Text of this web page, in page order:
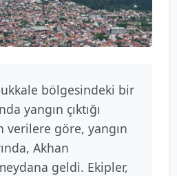
bölgesindeki bir
yangın çıktığı
verilere göre, yangın
Akhan
geldi. Ekipler,